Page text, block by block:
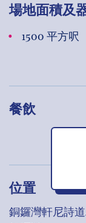
場地面積及
1500 平方呎
餐飲
位置
銅鑼灣軒尼詩